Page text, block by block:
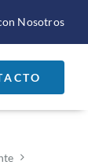
Nosotros